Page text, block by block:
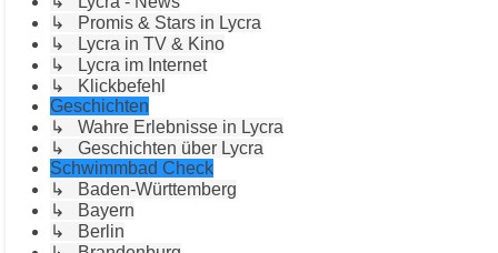
↳ Promis & Stars in Lycra
↳ Lycra in TV & Kino
↳ Lycra im Internet
↳ Klickbefehl
Geschichten
↳ Wahre Erlebnisse in Lycra
↳ Geschichten über Lycra
Schwimmbad Check
↳ Baden-Württemberg
↳ Bayern
↳ Berlin